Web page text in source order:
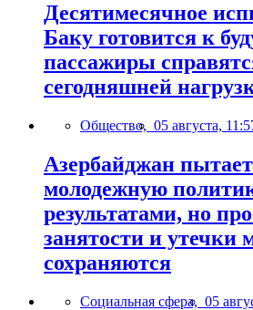
Десятимесячное
Баку готовится к
пассажиры
сегодняшней
Общество, 05 августа,
Азербайджан
молодежную
результатами, но
занятости и утечки
сохраняются
Социальная сфера, 05